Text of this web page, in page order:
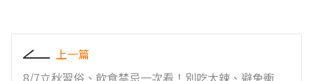
上一篇
8/7立秋習俗、飲食禁忌一次看！別吃太辣、避免衝